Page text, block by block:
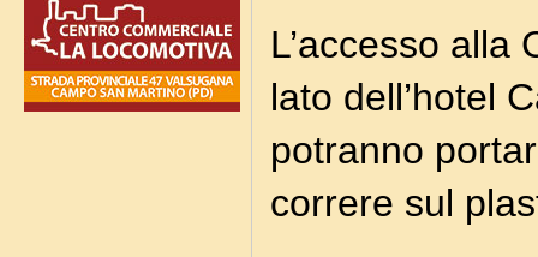
L’accesso alla
lato dell’hotel
potranno
correre sul